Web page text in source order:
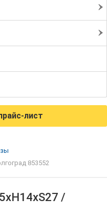
лист
853552
/